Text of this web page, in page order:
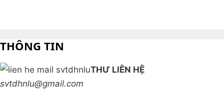
THÔNG TIN
THƯ LIÊN HỆ
svtdhnlu@gmail.com